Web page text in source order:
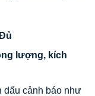
lượng, kích
dấu cảnh báo như